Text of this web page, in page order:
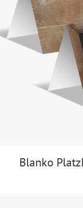
Blanko